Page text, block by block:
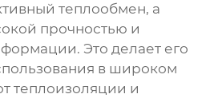
теплообмен, а
прочностью и
Это делает его
в широком
теплоизоляции и